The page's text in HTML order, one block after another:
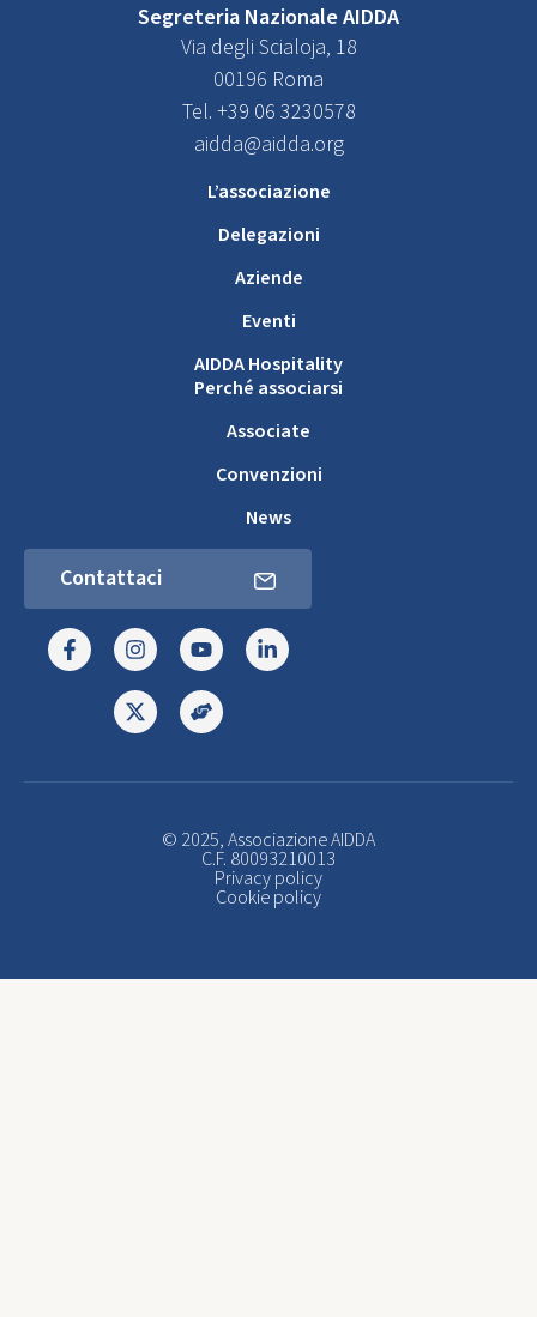
Segreteria Nazionale AIDDA
Via degli Scialoja, 18
00196 Roma
Tel. +39 06 3230578
aidda@aidda.org
L’associazione
Delegazioni
Aziende
Eventi
AIDDA Hospitality
Perché associarsi
Associate
Convenzioni
News
Contattaci
© 2025, Associazione AIDDA
C.F. 80093210013
Privacy policy
Cookie policy